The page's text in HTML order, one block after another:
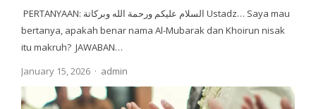
PERTANYAAN: السلام عليكم ورحمة الله وبركاتة Ustadz… Saya mau
bertanya, apakah benar nama Al-Mubarak dan Khoirun nisak
itu makruh? JAWABAN…
January 15, 2026
Author
admin